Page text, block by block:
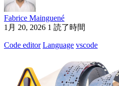
Fabrice Mainguené
1月 20, 2026 1 読了時間
Code editor Language vscode